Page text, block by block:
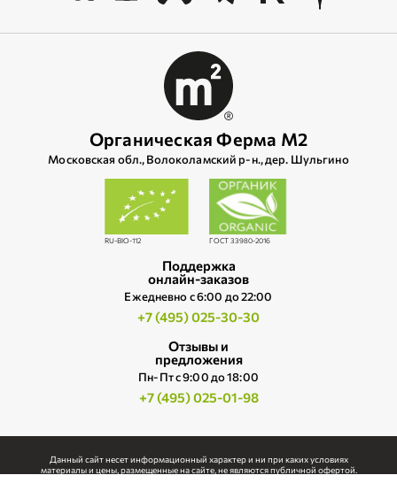
Органическая Ферма М2
Московская обл., Волоколамский р‑н., дер. Шульгино
RU-BIO-112 ГОСТ 33980-2016
Поддержка
онлайн-заказов
Ежедневно c 6:00 до 22:00
+7 (495) 025-30-30
Отзывы и
предложения
Пн-Пт с 9:00 до 18:00
+7 (495) 025-01-98
Данный сайт несет информационный характер и ни при каких условиях
материалы и цены, размещенные на сайте, не являются публичной офертой.